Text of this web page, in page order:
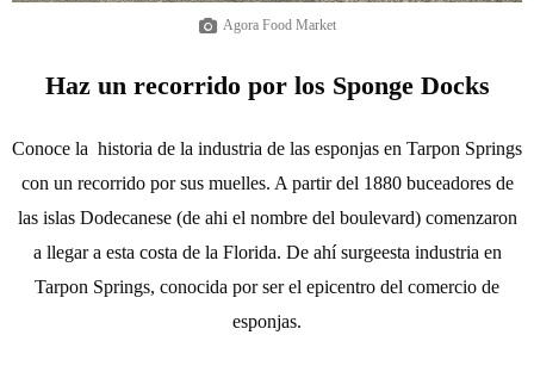
Agora Food Market
Haz un recorrido por los Sponge Docks
Conoce la historia de la industria de las esponjas en Tarpon Springs
con un recorrido por sus muelles. A partir del 1880 buceadores de
las islas Dodecanese (de ahi el nombre del boulevard) comenzaron
a llegar a esta costa de la Florida. De ahí surgeesta industria en
Tarpon Springs, conocida por ser el epicentro del comercio de
esponjas.